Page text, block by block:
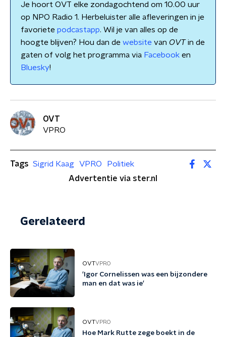
Je hoort OVT elke zondagochtend om 10.00 uur
op NPO Radio 1. Herbeluister alle afleveringen in je
favoriete podcastapp. Wil je van alles op de
hoogte blijven? Hou dan de website van OVTin de
gaten of volg het programma via Facebook en
Bluesky!
OVT
VPRO
Tags Sigrid Kaag VPRO
Politiek
Advertentie via ster.nl
Gerelateerd
OVTVPRO
'Igor Cornelissen was een bijzondere
man en dat was ie'
OVTVPRO
Hoe Mark Rutte zege boekt in de